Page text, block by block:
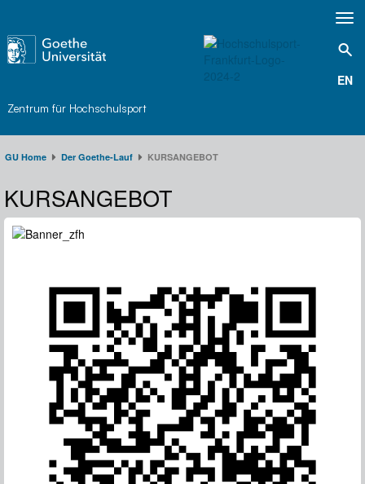
Zentrum für Hochschulsport
EN
GU Home Der Goethe-Lauf​ KURSANGEBOT
KURSANGEBOT